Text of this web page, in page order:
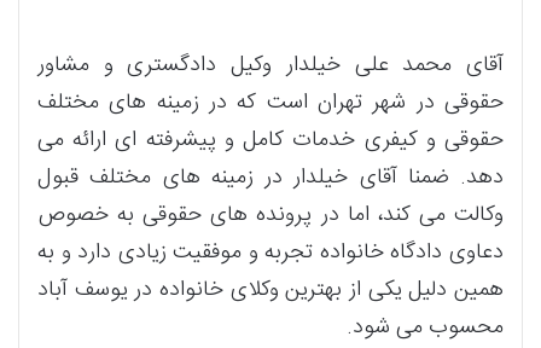
آقای محمد علی خیلدار وکیل دادگستری و مشاور
حقوقی در شهر تهران است که در زمینه های مختلف
حقوقی و کیفری خدمات کامل و پیشرفته ای ارائه می
دهد. ضمنا آقای خیلدار در زمینه های مختلف قبول
وکالت می کند، اما در پرونده های حقوقی به خصوص
دعاوی دادگاه خانواده تجربه و موفقیت زیادی دارد و به
همین دلیل یکی از بهترین وکلای خانواده در یوسف آباد
محسوب می شود.